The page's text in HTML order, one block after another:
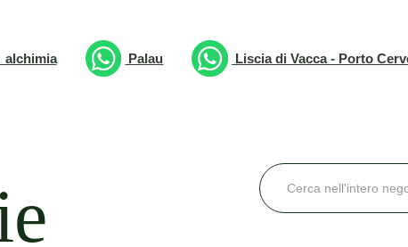
Palau Liscia di Vacca - Porto
Cerca
Prodotto